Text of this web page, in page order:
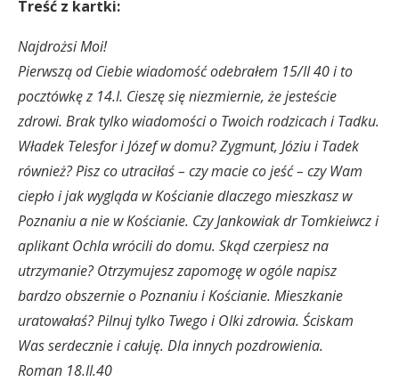
Treść z kartki:
Najdrożsi Moi!
Pierwszą od Ciebie wiadomość odebrałem 15/II 40 i to
pocztówkę z 14.I. Cieszę się niezmiernie, że jesteście
zdrowi. Brak tylko wiadomości o Twoich rodzicach i Tadku.
Władek Telesfor i Józef w domu? Zygmunt, Józiu i Tadek
również? Pisz co utraciłaś – czy macie co jeść – czy Wam
ciepło i jak wygląda w Kościanie dlaczego mieszkasz w
Poznaniu a nie w Kościanie. Czy Jankowiak dr Tomkieiwcz i
aplikant Ochla wrócili do domu. Skąd czerpiesz na
utrzymanie? Otrzymujesz zapomogę w ogóle napisz
bardzo obszernie o Poznaniu i Kościanie. Mieszkanie
uratowałaś? Pilnuj tylko Twego i Olki zdrowia. Ściskam
Was serdecznie i całuję. Dla innych pozdrowienia.
Roman 18.II.40